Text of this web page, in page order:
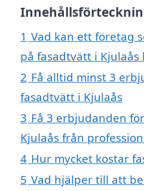
1 Vad kan ett företag
på fasadtvätt i Kjulaås
2 Få alltid minst 3
fasadtvätt i Kjulaås
3 Få 3 erbjudanden
Kjulaås från
4 Hur mycket kostar
5 Vad hjälper till att